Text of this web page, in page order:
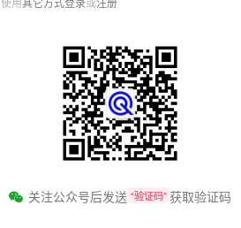
关注公众号后发送 “验证码” 获取验证码